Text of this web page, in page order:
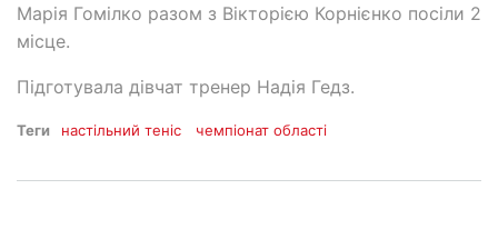
Марія Гомілко разом з Вікторією Корнієнко посіли 2
місце.
Підготувала дівчат тренер Надія Гедз.
Теги настільний теніс чемпіонат області